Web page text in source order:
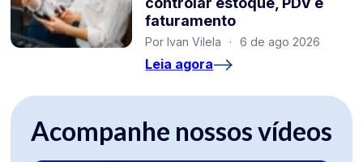
faturamento
Por Ivan Vilela · 6 de ago 2026
Leia agora
Acompanhe nossos vídeos